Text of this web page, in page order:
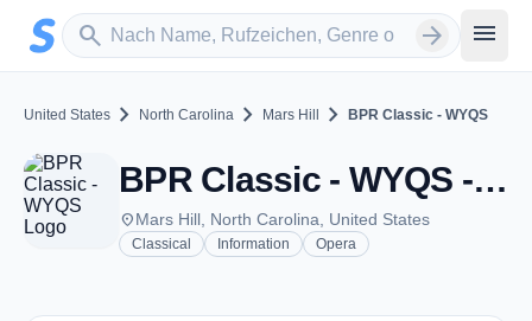
Zum Hauptinhalt springen
search
Sender suchen arrow_forward menu
United States chevron_right North Carolina chevron_right Mars Hill chevron_right BPR Classic - WYQS
BPR Classic - WYQS - FM 90.5 - Mars Hill, NC
placeMars Hill, North Carolina, United States
Classical Information Opera